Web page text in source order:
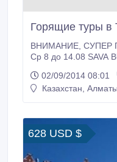
Горящие туры в
ВНИМАНИЕ, СУПЕР ГОРЯЩИЕ ТУРЫ!!!!! 06.08.2014
Ср 8 до 14.08 SAVA
KONAR & DORUK
ANTALYA $783 06.08.2014 Ср 8 до 14.08 MOMS
02/09/2014 08:01
Казахстан, Алматы
628 USD $